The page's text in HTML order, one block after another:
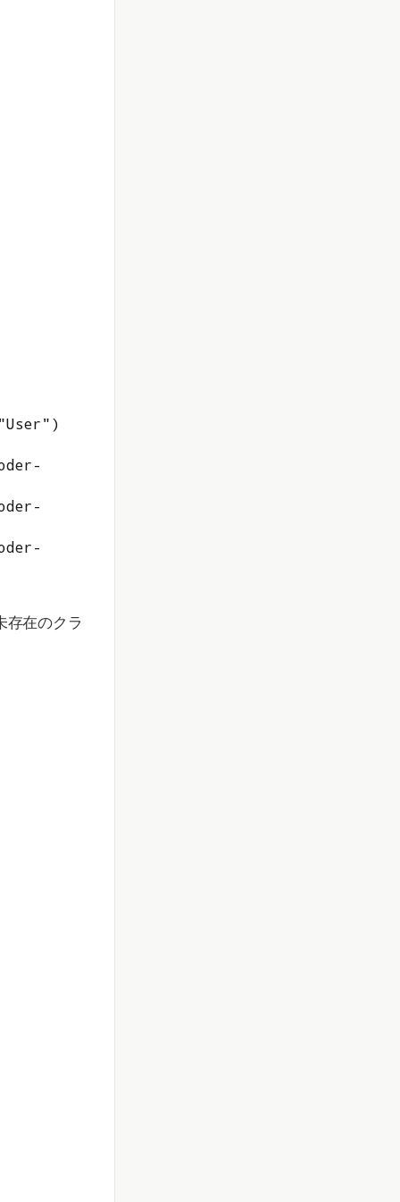
在のクラ